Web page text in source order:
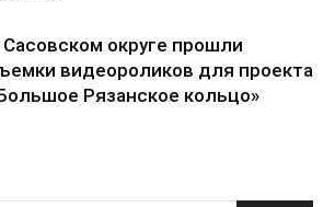
Сасовском округе прошли
видеороликов для проекта
Рязанское кольцо»